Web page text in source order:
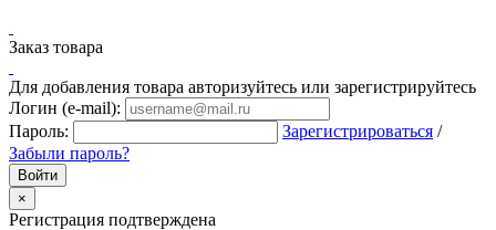
Заказ товара
Для добавления товара авторизуйтесь или зарегистрируйтесь
Логин (e-mail):
Пароль:
Зарегистрироваться /
Забыли пароль?
×
Регистрация подтверждена